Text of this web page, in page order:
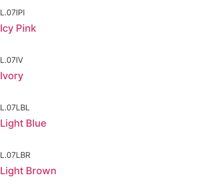
L.07IPI
Icy Pink
L.07IV
Ivory
L.07LBL
Light Blue
L.07LBR
Light Brown